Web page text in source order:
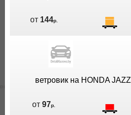
от 144р.
ветровик на HONDA JAZZ
от97р.